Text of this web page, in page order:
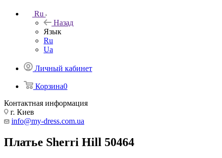
Ru
Назад
Язык
Ru
Ua
Личный кабинет
Корзина0
Контактная информация
г. Киев
info@my-dress.com.ua
Платье Sherri Hill 50464